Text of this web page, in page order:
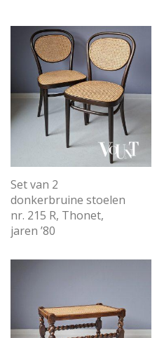
Set van 2
donkerbruine stoelen
nr. 215 R, Thonet,
jaren ’80